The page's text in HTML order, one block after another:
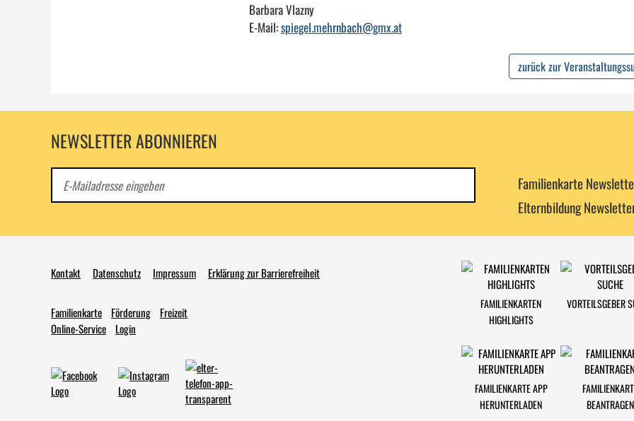
Barbara Vlazny
E-Mail:spiegel.mehrnbach@gmx.at
zurück zur
NEWSLETTER ABONNIEREN
Mail
Newsletterkategorie
abonnieren
Familienkarte
Elternbildung
Kontakt Datenschutz Impressum Erklärung zur Barrierefreiheit
Familienkarte Förderung
Freizeit
Online-Service
Login
FAMILIENKARTEN
HIGHLIGHTS
VORTEILSGEBER
FAMILIENKARTE APP
HERUNTERLADEN
BEANTRAGEN